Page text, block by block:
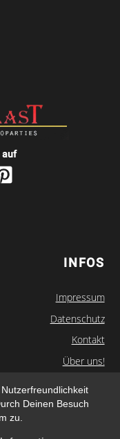
Deinen Besuch
zu.
auf
INFOS
Impressum
Datenschutz
Kontakt
Über uns!
vorbehalten